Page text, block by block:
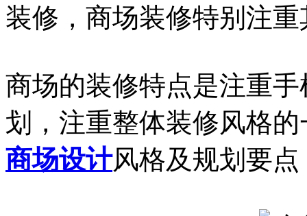
装修，商场装修特别注
商场的装修特点是注重
划，注重整体装修风格
商场设计风格及规划要